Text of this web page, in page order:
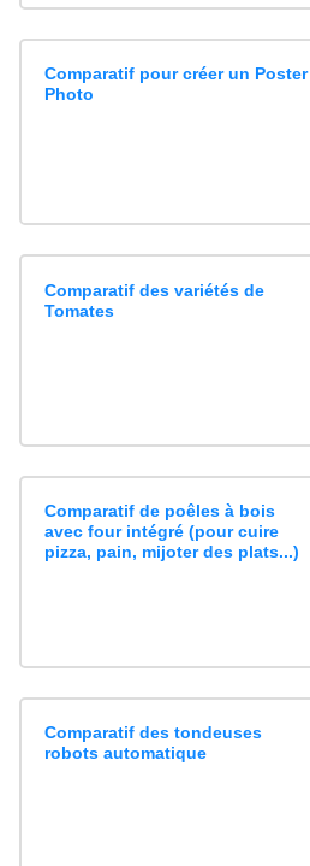
Comparatif pour créer un Poster
Photo
Comparatif des variétés de
Tomates
Comparatif de poêles à bois
avec four intégré (pour cuire
pizza, pain, mijoter des plats...)
Comparatif des tondeuses
robots automatique